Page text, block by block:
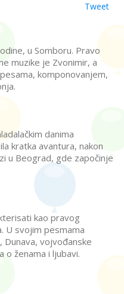
Tweet
u Somboru. Pravo
muzike je Zvonimir, a
komponovanjem,
danima
kratka avantura, nakon
u Beograd, gde započinje
kao pravog
U svojim pesmama
vojvođanske
o ženama i ljubavi.